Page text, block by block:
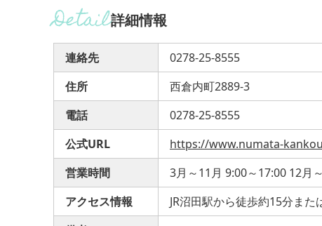
詳細情報
連絡先
0278-25-8555
住所
西倉内町2889-3
電話
0278-25-8555
公式URL
https://www.numata-
営業時間
3月～11月 9:00～17:00 12月
アクセス情報
JR沼田駅から徒歩約15分ま